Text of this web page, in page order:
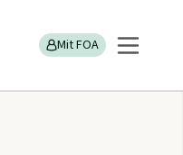
Mit FOA